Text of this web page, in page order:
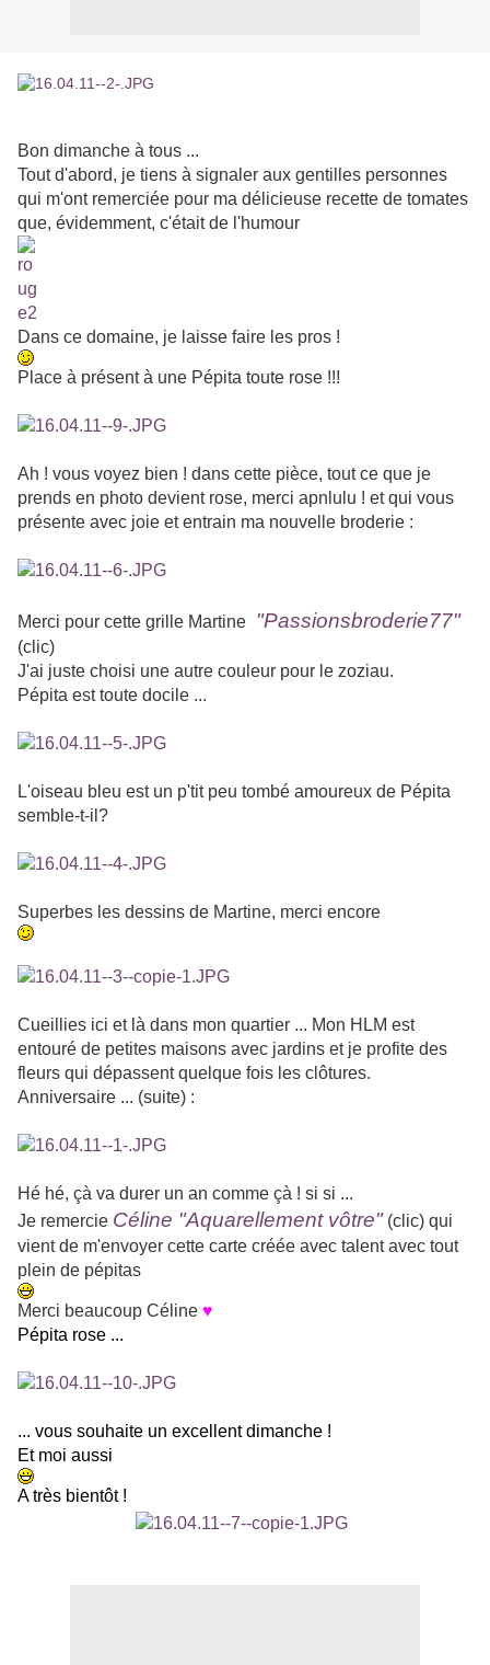
Bon dimanche à tous ...
Tout d'abord, je tiens à signaler aux gentilles personnes
qui m'ont remerciée pour ma délicieuse recette de tomates
que, évidemment, c'était de l'humour
Dans ce domaine, je laisse faire les pros !
Place à présent à une Pépita toute rose !!!
Ah ! vous voyez bien ! dans cette pièce, tout ce que je
prends en photo devient rose, merci apnlulu ! et qui vous
présente avec joie et entrain ma nouvelle broderie :
Merci pour cette grille Martine "Passionsbroderie77"
(clic)
J'ai juste choisi une autre couleur pour le zoziau.
Pépita est toute docile ...
L'oiseau bleu est un p'tit peu tombé amoureux de Pépita
semble-t-il?
Superbes les dessins de Martine, merci encore
Cueillies ici et là dans mon quartier ... Mon HLM est
entouré de petites maisons avec jardins et je profite des
fleurs qui dépassent quelque fois les clôtures.
Anniversaire ... (suite) :
Hé hé, çà va durer un an comme çà ! si si ...
Je remercie Céline "Aquarellement vôtre" (clic) qui
vient de m'envoyer cette carte créée avec talent avec tout
plein de pépitas
Merci beaucoup Céline ♥
Pépita rose ...
... vous souhaite un excellent dimanche !
Et moi aussi
A très bientôt !